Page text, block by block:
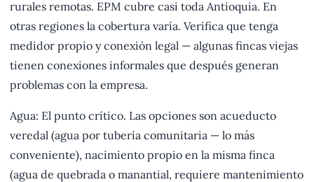
rurales remotas. EPM cubre casi toda Antioquia. En
otras regiones la cobertura varía. Verifica que tenga
medidor propio y conexión legal — algunas fincas viejas
tienen conexiones informales que después generan
problemas con la empresa.
Agua: El punto crítico. Las opciones son acueducto
veredal (agua por tubería comunitaria — lo más
conveniente), nacimiento propio en la misma finca
(agua de quebrada o manantial, requiere mantenimiento